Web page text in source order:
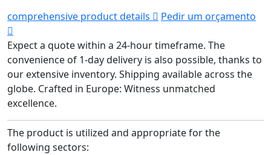
comprehensive product details
Pedir um orçamento
Expect a quote within a 24-hour timeframe. The
convenience of 1-day delivery is also possible, thanks to
our extensive inventory. Shipping available across the
globe. Crafted in Europe: Witness unmatched
excellence.
The product is utilized and appropriate for the
following sectors: